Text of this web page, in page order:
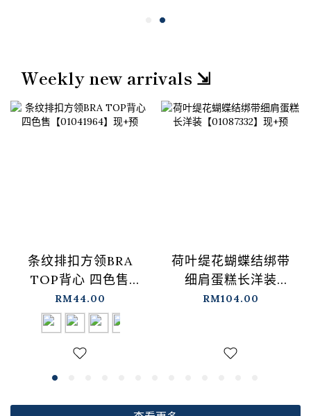
Weekly new arrivals ⇲
条纹排扣方领BRA
TOP背心 四色售
【01041964】现+预
RM44.00
荷叶缇花蝴蝶结绑带
细肩蛋糕长洋装
【01087332】现+预
RM104.00